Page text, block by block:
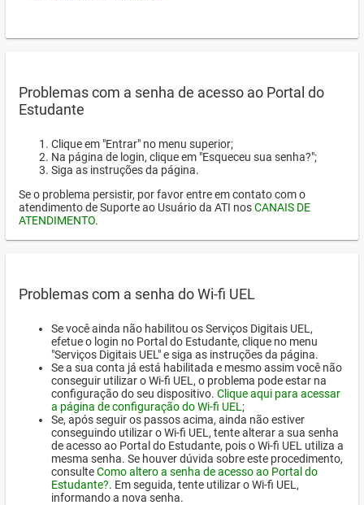
Problemas com a senha de acesso ao Portal do
Estudante
Clique em "Entrar" no menu superior;
Na página de login, clique em "Esqueceu sua senha?";
Siga as instruções da página.
Se o problema persistir, por favor entre em contato com o
atendimento de Suporte ao Usuário da ATI nosCANAIS DE
ATENDIMENTO.
Problemas com a senha do Wi-fi UEL
Se você ainda não habilitou os Serviços Digitais UEL,
efetue o login no Portal do Estudante, clique no menu
"Serviços Digitais UEL" e siga as instruções da página.
Se a sua conta já está habilitada e mesmo assim você não
conseguir utilizar o Wi-fi UEL, o problema pode estar na
configuração do seu dispositivo. Clique aqui para acessar
a página de configuração do Wi-fi UEL ;
Se, após seguir os passos acima, ainda não estiver
conseguindo utilizar o Wi-fi UEL, tente alterar a sua senha
de acesso ao Portal do Estudante, pois o Wi-fi UEL utiliza a
mesma senha. Se houver dúvida sobre este procedimento,
consulteComo altero a senha de acesso ao Portal do
Estudante?. Em seguida, tente utilizar o Wi-fi UEL,
informando a nova senha.